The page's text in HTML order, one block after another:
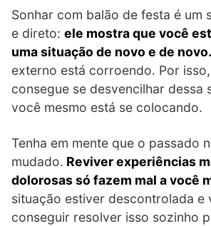
Sonhar com balão de festa é um
e direto: ele mostra que você
uma situação de novo e de novo.
externo está corroendo. Por
consegue se desvencilhar dessa
você mesmo está se colocando.
Tenha em mente que o passado
mudado. Reviver experiências
dolorosas só fazem mal a você
situação estiver descontrolada e
conseguir resolver isso sozinho